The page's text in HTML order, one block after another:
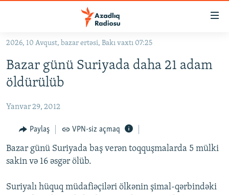
Əsas
qayıt
Əsas
qayıt
#ƏSLINDƏ
FƏRQƏ BAX
QANUNI DOĞRU
ARAŞDIRMA
MULTIMEDIA
2026, 10 Avqust, bazar ertəsi, Bakı vaxtı 07:25
Bazar günü Suriyada daha 21 adam
öldürülüb
Yanvar 29, 2012
Paylaş VPN-siz açmaq
Bazar günü Suriyada baş verən toqquşmalarda 5 mülki
sakin və 16 əsgər ölüb.
Suriyalı hüquq müdafiəçiləri ölkənin şimal-qərbindəki